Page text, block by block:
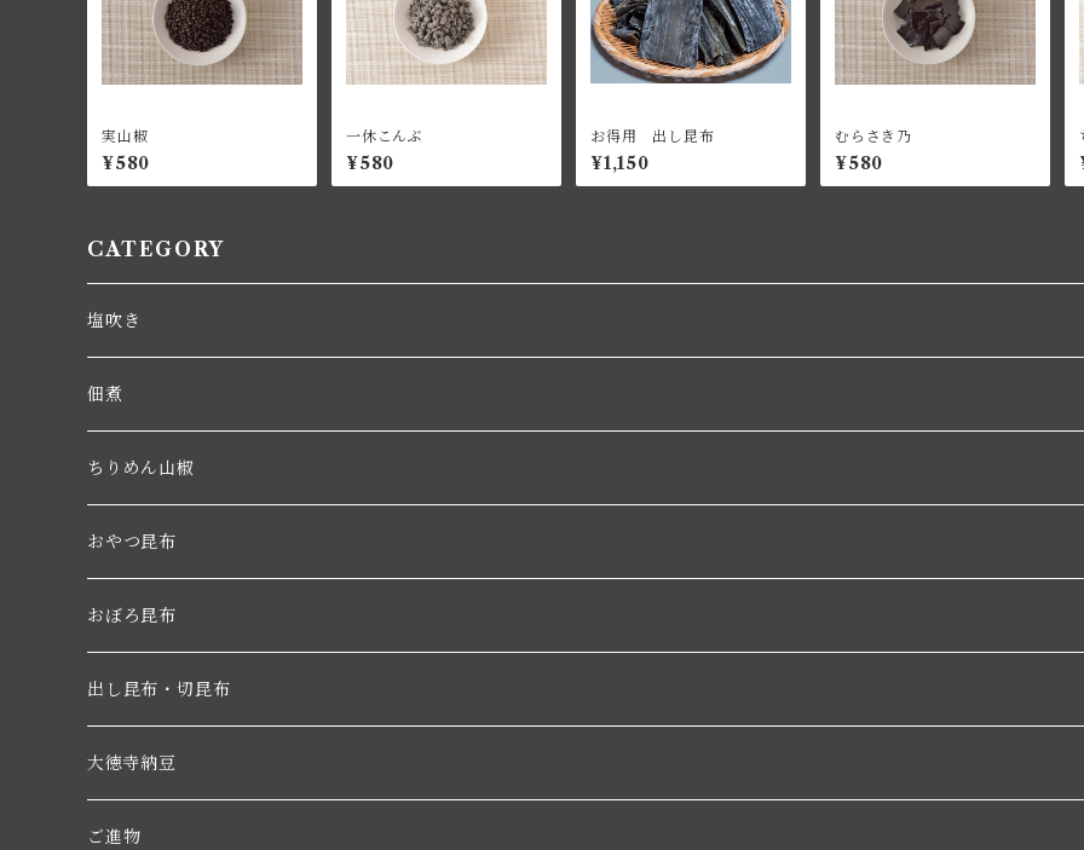
実山椒
¥580
一休こんぶ
¥580
お得用 出し昆布
¥1,150
むらさき乃
¥580
CATEGORY
塩吹き
佃煮
ちりめん山椒
おやつ昆布
おぼろ昆布
出し昆布・切昆布
大徳寺納豆
ご進物